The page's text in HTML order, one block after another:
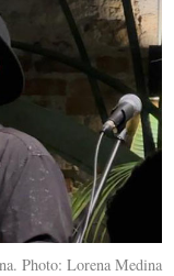
Photo: Lorena Medina